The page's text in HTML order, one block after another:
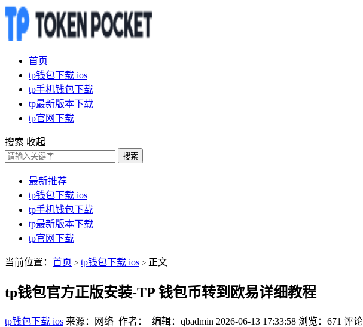
首页
tp钱包下载 ios
tp手机钱包下载
tp最新版本下载
tp官网下载
搜索 收起
搜索
最新推荐
tp钱包下载 ios
tp手机钱包下载
tp最新版本下载
tp官网下载
当前位置： 首页 > tp钱包下载 ios > 正文
tp钱包官方正版安装-TP 钱包币转到欧易详细教程
tp钱包下载 ios 来源：网络 作者： 编辑：qbadmin 2026-06-13 17:33:58 浏览：671 评